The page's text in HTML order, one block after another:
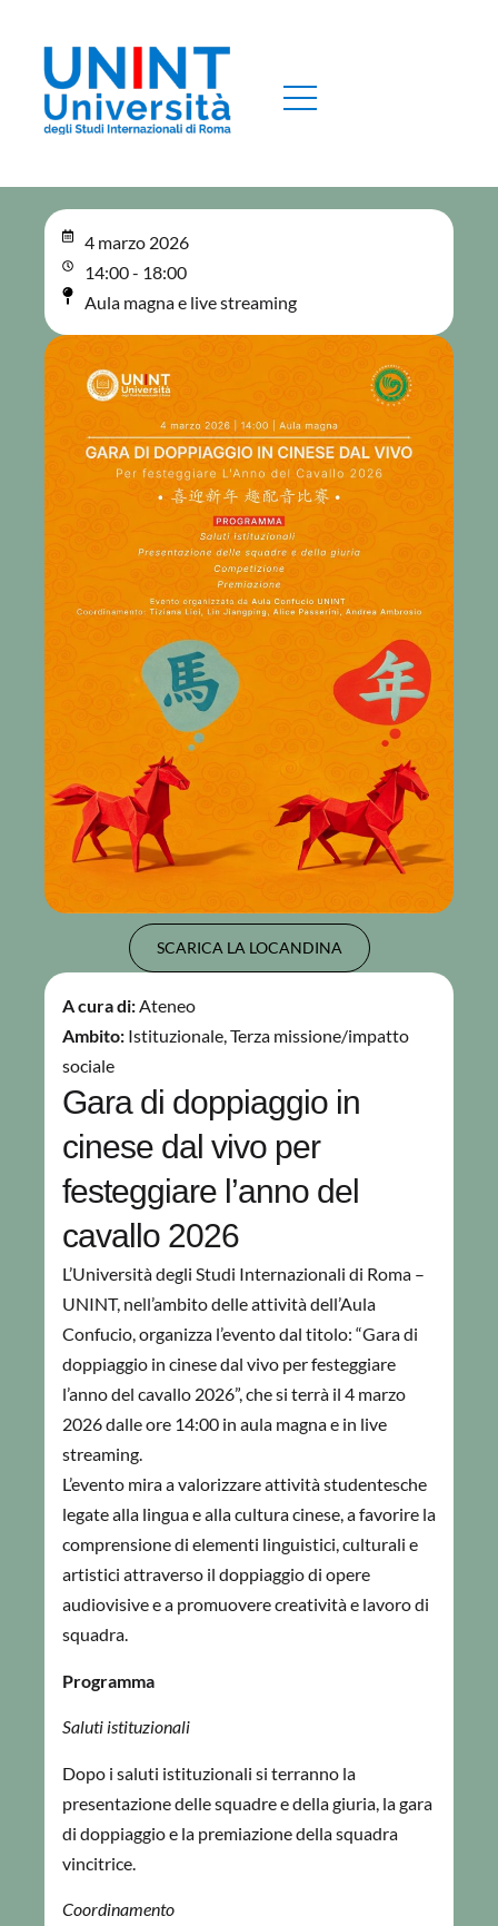
4 marzo 2026
14:00 - 18:00
Aula magna e live streaming
SCARICA LA LOCANDINA
A cura di:Ateneo
Ambito: Istituzionale,Terza missione/impatto
sociale
Gara di doppiaggio in
cinese dal vivo per
festeggiare l’anno del
cavallo 2026
L’Università degli Studi Internazionali di Roma –
UNINT, nell’ambito delle attività dell’Aula
Confucio, organizza l’evento dal titolo: “Gara di
doppiaggio in cinese dal vivo per festeggiare
l’anno del cavallo 2026”, che si terrà il 4 marzo
2026 dalle ore 14:00 in aula magna e in live
streaming.
L’evento mira a valorizzare attività studentesche
legate alla lingua e alla cultura cinese, a favorire la
comprensione di elementi linguistici, culturali e
artistici attraverso il doppiaggio di opere
audiovisive e a promuovere creatività e lavoro di
squadra.
Programma
Saluti istituzionali
Dopo i saluti istituzionali si terranno la
presentazione delle squadre e della giuria, la gara
di doppiaggio e la premiazione della squadra
vincitrice.
Coordinamento